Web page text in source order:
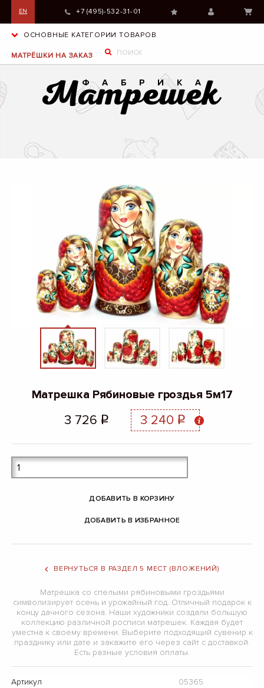
EN +7 (495)-532-31-01
ОСНОВНЫЕ КАТЕГОРИИ ТОВАРОВ
МАТРЁШКИ НА ЗАКАЗ
Матрешка Рябиновые гроздья 5м17
3 726 q 3 240 q
ДОБАВИТЬ В КОРЗИНУ
ДОБАВИТЬ В ИЗБРАННОЕ
ВЕРНУТЬСЯ В РАЗДЕЛ 5 МЕСТ (ВЛОЖЕНИЙ)
Матрешка со спелыми рябиновыми гроздьями
символизирует осень и урожайный год. Отличный подарок к
концу дачного сезона. Наши художники создали большую
коллекцию различной росписи матрешек. Каждая будет
уместна к своему времени. Выберите подходящий сувенир к
празднику или дате и закажите его через сайт с доставкой.
Есть разные условия оплаты.
Артикул
05365